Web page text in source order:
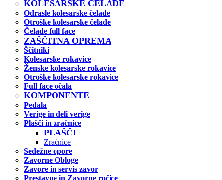
KOLESARSKE ČELADE
Odrasle kolesarske čelade
Otroške kolesarske čelade
Čelade full face
ZAŠČITNA OPREMA
Ščitniki
Kolesarske rokavice
Ženske kolesarske rokavice
Otroške kolesarske rokavice
Full face očala
KOMPONENTE
Pedala
Verige in deli verige
Plašči in zračnice
PLAŠČI
Zračnice
Sedežne opore
Zavorne Obloge
Zavore in servis zavor
Prestavne in Zavorne ročice